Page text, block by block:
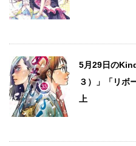
5月29日の
３）」「リボ
上